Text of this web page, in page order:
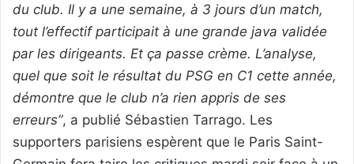
du club. Il y a une semaine, à 3 jours d’un match,
tout l’effectif participait à une grande java validée
par les dirigeants. Et ça passe crème. L’analyse,
quel que soit le résultat du PSG en C1 cette année,
démontre que le club n’a rien appris de ses
erreurs”, a publié Sébastien Tarrago. Les
supporters parisiens espèrent que le Paris Saint-